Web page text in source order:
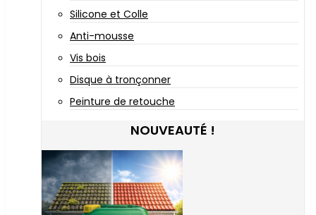
Silicone et Colle
Anti-mousse
Vis bois
Disque à tronçonner
Peinture de retouche
NOUVEAUTÉ !